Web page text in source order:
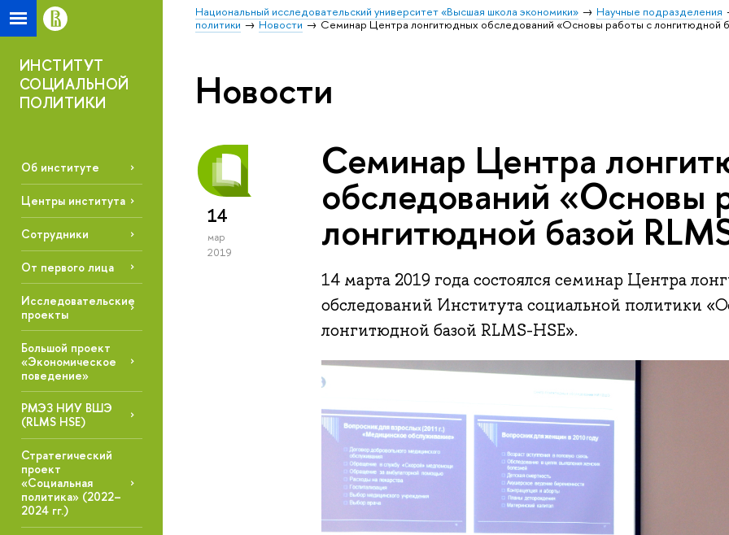
Национальный исследовательский университет «Высшая школа экономики» Научные подразделения
политики
Новости Семинар Центра лонгитюдных обследований «Основы работы с лонгитюдной
ИНСТИТУТ
СОЦИАЛЬНОЙ
ПОЛИТИКИ
Об институте
Центры института
Сотрудники
От первого лица
Исследовательские
проекты
Большой проект
«Экономическое
поведение»
РМЭЗ НИУ ВШЭ
(RLMS HSE)
Стратегический
проект
«Социальная
политика» (2022–
2024 гг.)
Новости
14
мар
2019
Семинар Центра
обследований «Основы
лонгитюдной базой
14 марта 2019 года состоялся семинар Центра
обследований Института социальной политики
лонгитюдной базой RLMS-HSE».